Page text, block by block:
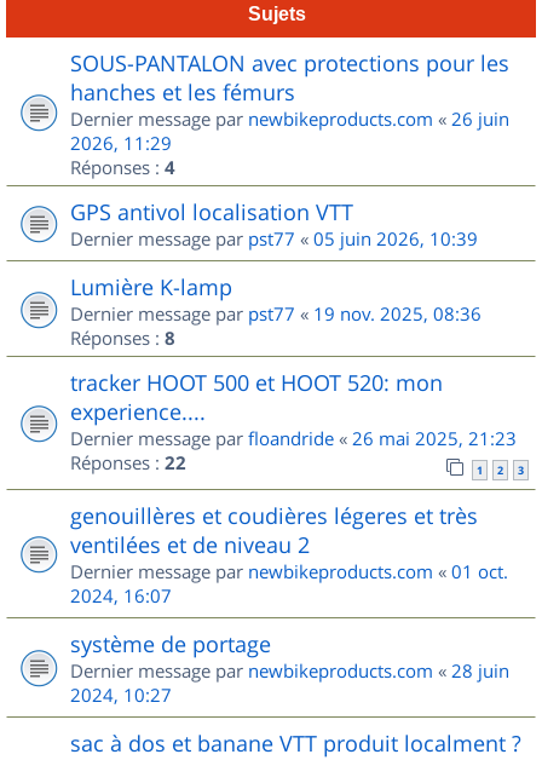
Sujets
SOUS-PANTALON avec protections pour les
hanches et les fémurs
Dernier message par newbikeproducts.com « 26 juin
2026, 11:29
Réponses : 4
GPS antivol localisation VTT
Dernier message par pst77 « 05 juin 2026, 10:39
Lumière K-lamp
Dernier message par pst77 « 19 nov. 2025, 08:36
Réponses : 8
tracker HOOT 500 et HOOT 520: mon
experience....
Dernier message par floandride « 26 mai 2025, 21:23
Réponses : 22 1 2 3
genouillères et coudières légeres et très
ventilées et de niveau 2
Dernier message par newbikeproducts.com « 01 oct.
2024, 16:07
système de portage
Dernier message par newbikeproducts.com « 28 juin
2024, 10:27
sac à dos et banane VTT produit localment ?